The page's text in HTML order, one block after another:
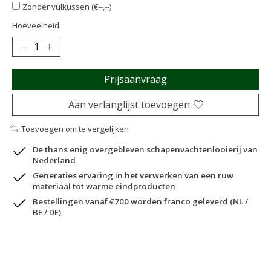
Zonder vulkussen (€--,--)
Hoeveelheid:
Prijsaanvraag
Aan verlanglijst toevoegen
Toevoegen om te vergelijken
De thans enig overgebleven schapenvachtenlooierij van
Nederland
Generaties ervaring in het verwerken van een ruw
materiaal tot warme eindproducten
Bestellingen vanaf €700 worden franco geleverd (NL /
BE / DE)